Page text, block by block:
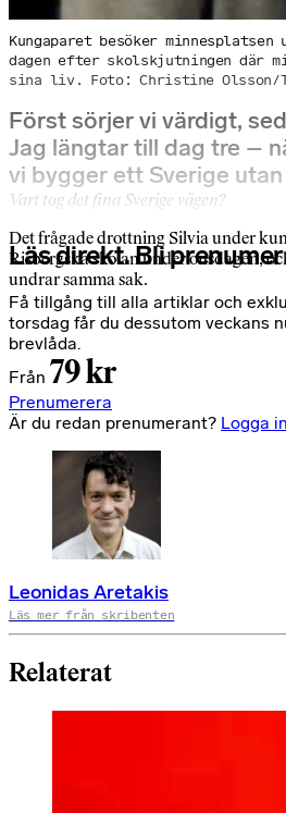
Kungaparet besöker
dagen efter skolskjutningen där
sina liv. Foto: Christine Olsson/
Först sörjer vi värdigt,
Jag längtar till dag tre –
vi bygger ett Sverige
Vart tog det fina Sverige vägen?
Det frågade drottning Silvia under
Risbergska skolan under onsdagen,
undrar samma sak.
Läs direkt. Bli
Få tillgång till alla artiklar och
torsdag får du dessutom veckans
brevlåda.
Från 79 kr
Prenumerera
Är du redan prenumerant? Logga in
Leonidas Aretakis
Läs mer från skribenten
Relaterat